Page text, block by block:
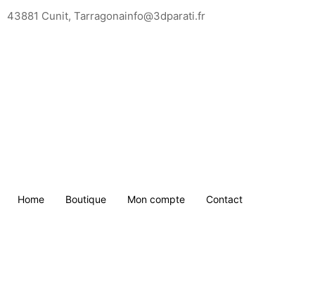
43881 Cunit, Tarragonainfo@3dparati.fr
Home Boutique Mon compte Contact